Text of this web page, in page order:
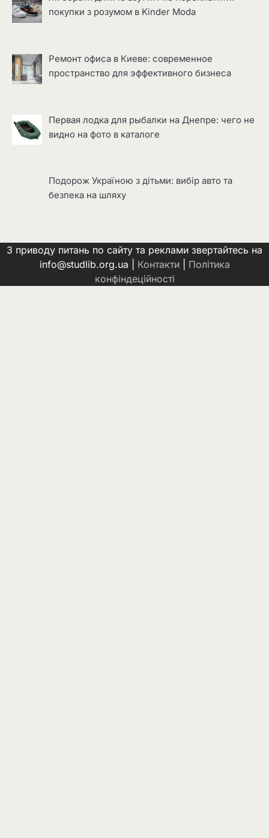
покупки з розумом в Kinder Moda
Ремонт офиса в Киеве: современное
пространство для эффективного бизнеса
Первая лодка для рыбалки на Днепре: чего не
видно на фото в каталоге
Подорож Україною з дітьми: вибір авто та
безпека на шляху
З приводу питань по сайту та реклами звертайтесь на
info@studlib.org.ua | Контакти| Політика
конфіндеційності